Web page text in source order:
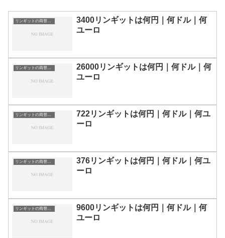
リンギットの両替目安
3400リンギットは何円｜何ドル｜何
ユーロ
リンギットの両替目安
26000リンギットは何円｜何ドル｜何
ユーロ
リンギットの両替目安
722リンギットは何円｜何ドル｜何ユ
ーロ
リンギットの両替目安
376リンギットは何円｜何ドル｜何ユ
ーロ
リンギットの両替目安
9600リンギットは何円｜何ドル｜何
ユーロ